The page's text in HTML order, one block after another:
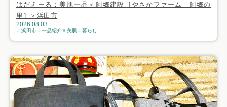
はだえーる：美肌一品＜阿郷建設［やさかファーム 阿郷の
里］＞浜田市
2026.08.03
浜田市 一品紹介 美肌 暮らし